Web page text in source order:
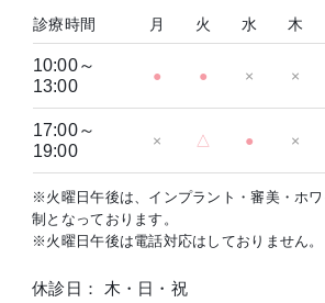
診療時間 月 火 水 木
10:00～
13:00
● ● × ×
17:00～
19:00
× △ ● ×
※火曜日午後は、インプラント・審美・ホ
制となっております。
※火曜日午後は電話対応はしておりません。
休診日： 木・日・祝